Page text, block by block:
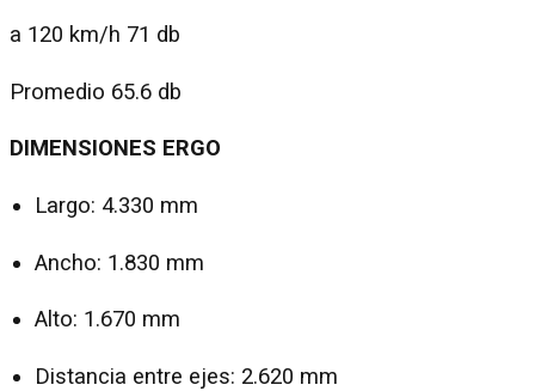
a 120 km/h 71 db
Promedio 65.6 db
DIMENSIONES ERGO
Largo: 4.330 mm
Ancho: 1.830 mm
Alto: 1.670 mm
Distancia entre ejes: 2.620 mm